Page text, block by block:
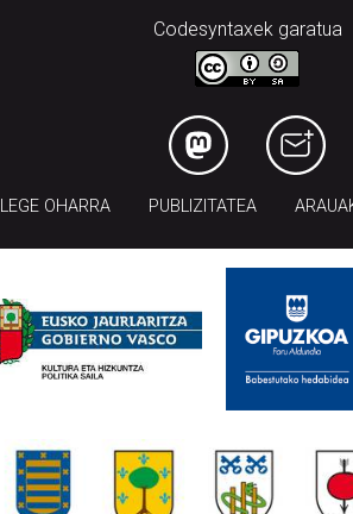
Codesyntaxek garatua
LEGE OHARRA PUBLIZITATEA